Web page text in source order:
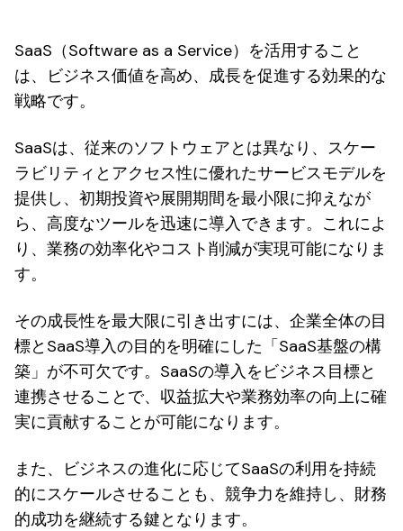
SaaS（Software as a Service）を活用すること
は、ビジネス価値を高め、成長を促進する効果的な
戦略です。
SaaSは、従来のソフトウェアとは異なり、スケー
ラビリティとアクセス性に優れたサービスモデルを
提供し、初期投資や展開期間を最小限に抑えなが
ら、高度なツールを迅速に導入できます。これによ
り、業務の効率化やコスト削減が実現可能になりま
す。
その成長性を最大限に引き出すには、企業全体の目
標とSaaS導入の目的を明確にした「SaaS基盤の構
築」が不可欠です。SaaSの導入をビジネス目標と
連携させることで、収益拡大や業務効率の向上に確
実に貢献することが可能になります。
また、ビジネスの進化に応じてSaaSの利用を持続
的にスケールさせることも、競争力を維持し、財務
的成功を継続する鍵となります。